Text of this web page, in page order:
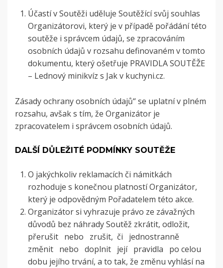
Účastí v Soutěži uděluje Soutěžící svůj souhlas
Organizátorovi, který je v případě pořádání této
soutěže i správcem údajů, se zpracováním
osobních údajů v rozsahu definovaném v tomto
dokumentu, který ošetřuje PRAVIDLA SOUTĚŽE
– Lednový minikvíz s Jak v kuchyni.cz.
Zásady ochrany osobních údajů“ se uplatní v plném
rozsahu, avšak s tím, že Organizátor je
zpracovatelem i správcem osobních údajů.
DALŠÍ DŮLEŽITÉ PODMÍNKY SOUTĚŽE
O jakýchkoliv reklamacích či námitkách
rozhoduje s konečnou platností Organizátor,
který je odpovědným Pořadatelem této akce.
Organizátor si vyhrazuje právo ze závažných
důvodů bez náhrady Soutěž zkrátit, odložit,
přerušit nebo zrušit, či jednostranně
změnit nebo doplnit její pravidla po celou
dobu jejího trvání, a to tak, že změnu vyhlásí na